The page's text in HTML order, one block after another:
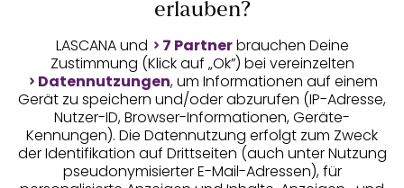
Auszeichnungen
Geprüfte Sicherheit
erlauben?
LASCANA und 7 Partnerbrauchen Deine
Zustimmung (Klick auf „Ok”) bei vereinzelten
Datennutzungen, um Informationen auf einem
Gerät zu speichern und/oder abzurufen (IP-Adresse,
Nutzer-ID, Browser-Informationen, Geräte-
Kennungen). Die Datennutzung erfolgt zum Zweck
der Identifikation auf Drittseiten (auch unter Nutzung
pseudonymisierter E-Mail-Adressen), für